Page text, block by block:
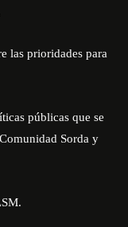
las prioridades para
públicas que se
Sorda y